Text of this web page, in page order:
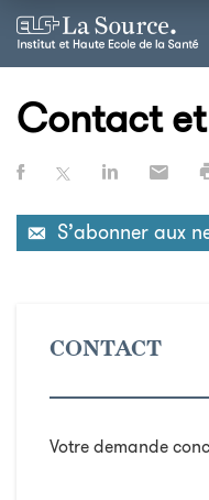
Contact
S’abonner aux
CONTACT
Votre demande